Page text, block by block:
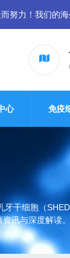
努力！我们的
心 免疫
干细胞（
讯与深度解读。